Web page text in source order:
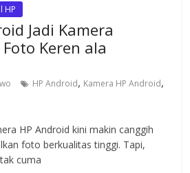
HP
Jadi Kamera
Keren ala
HP Android, Kamera HP Android,
HP Android kini makin canggih
foto berkualitas tinggi. Tapi,
cuma